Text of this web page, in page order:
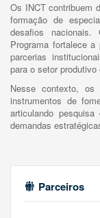
Os INCT contribuem
formação de
desafios
Programa fortalece
parcerias
para o setor
Nesse contexto, os
instrumentos de
articulando
demandas
Parceiros